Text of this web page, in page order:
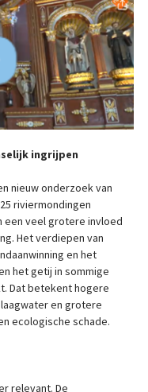
ingrijpen
nieuw onderzoek van
25 riviermondingen
een veel grotere invloed
Het verdiepen van
en het
het getij in sommige
Dat betekent hogere
en grotere
ecologische schade.
relevant. De